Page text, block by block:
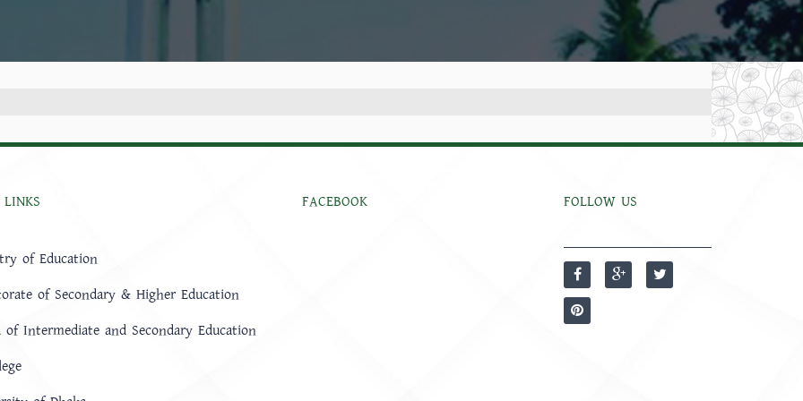
of Education
of Secondary & Higher Education
of Intermediate and Secondary Education
FACEBOOK FOLLOW US